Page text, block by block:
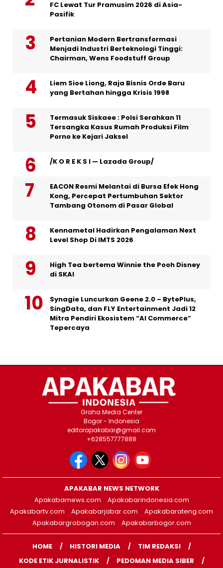
FC Lewat Tur Pramusim 2026 di Asia-
Pasifik
Pertanian Modern Bertransformasi
Menjadi Industri Berteknologi Tinggi:
Chairman, Wens Foodstuff Group
Liem Sioe Liong, Raja Bisnis Orde Baru
yang Bertahan hingga Krisis 1998
Termasuk Siskaee : Polsi Serahkan 11
Tersangka Kasus Rumah Produksi Film
Porno ke Kejari Jaksel
/K O R E K S I — Lazada Group/
EACON Resmi Melantai di Bursa Efek Hong
Kong, Percepat Pertumbuhan Sektor
Tambang Otonom di Pasar Global
Kennametal Hadirkan Pengalaman Next
Level Shop Di IMTS 2026
High Tea bertema Winnie the Pooh Disney
di SKAI
Synagie Luncurkan Geene 2.0 – BytePlus,
SingData, dan FLY Entertainment Jadi 12
Mitra Pendiri Ekosistem “AI Commerce”
Tepercaya
Graha Media Center
Bogor - Indonesia
editorapakabar@gmail.com
+628557777888
APAKABAR NEWS NETWORK
Apakabarnews.com
Apakabarindonesia.com
Apakabartv.com
Apakabarjabar.com
Apakabarateng.com
Apakabargrobogan.com
Apakabarbogor.com
HOME HISTORI MEDIA
TIM REDAKSI
KODE ETIK JURNALISTIK
PEDOMAN MEDIA SIBER